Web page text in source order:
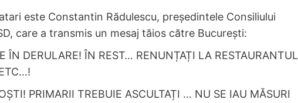
este Constantin Rădulescu, președintele Consiliului
care a transmis un mesaj tăios către București:
ÎN DERULARE! ÎN REST… RENUNȚAȚI LA RESTAURANTUL
PRIMARII TREBUIE ASCULTAȚI … NU SE IAU MĂSURI